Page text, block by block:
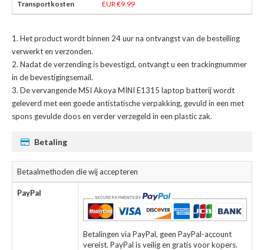
EUR €9.99
Het product wordt binnen 24 uur na ontvangst van de bestelling
verwerkt en verzonden.
Nadat de verzending is bevestigd, ontvangt u een trackingnummer
in de bevestigingsemail.
Devervangende MSI Akoya MINI E1315 laptop batterijwordt
geleverd met een goede antistatische verpakking, gevuld in een met
spons gevulde doos en verder verzegeld in een plastic zak.
Betaling
Betaalmethoden die wij accepteren
PayPal
Betalingen via PayPal, geen PayPal-account
vereist. PayPal is veilig en gratis voor kopers.